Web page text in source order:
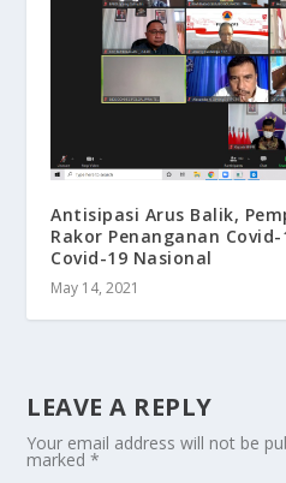
Antisipasi Arus Balik,
Rakor Penanganan
Covid-19 Nasional
May 14, 2021
LEAVE A REPLY
Your email address will not be
marked*